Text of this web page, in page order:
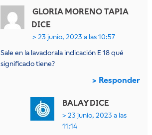
GLORIA MORENO TAPIA
DICE
23 junio, 2023 a las 10:57
Sale en la lavadorala indicación E 18 qué
significado tiene?
Responder
BALAY DICE
23 junio, 2023 a las
11:14